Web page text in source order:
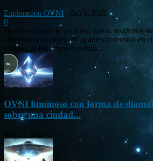
Exploración OVNI - Oct 5, 2025
0
Durante una noche reciente, varios residentes
observaron un objeto de apariencia inusual en
testigos, el fenómeno consistía...
OVNI luminoso con forma de
sobre una ciudad...
Mar 31, 2024